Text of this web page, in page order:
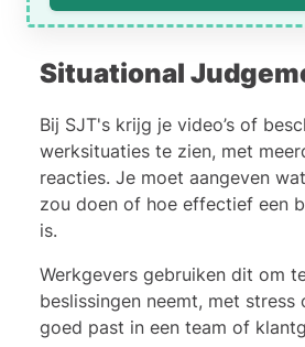
Situational
Bij SJT's krijg je video’s of
werksituaties te zien, met
reacties. Je moet aangeven
zou doen of hoe effectief een
is.
Werkgevers gebruiken dit om
beslissingen neemt, met stress
goed past in een team of